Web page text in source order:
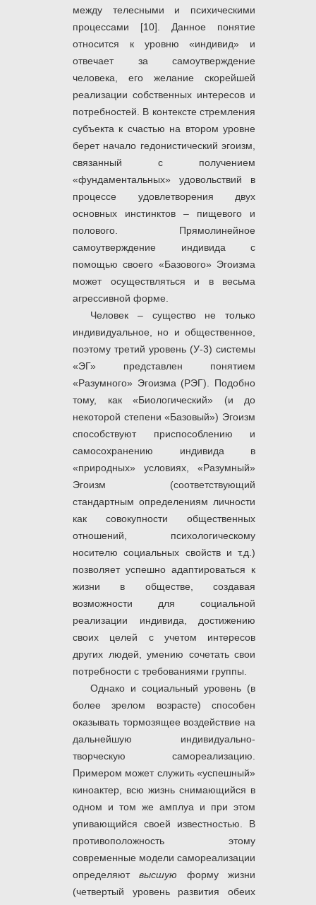
между телесными и психическими
процессами [10]. Данное понятие
относится к уровню «индивид» и
отвечает за самоутверждение
человека, его желание скорейшей
реализации собственных интересов и
потребностей. В контексте стремления
субъекта к счастью на втором уровне
берет начало гедонистический эгоизм,
связанный с получением
«фундаментальных» удовольствий в
процессе удовлетворения двух
основных инстинктов – пищевого и
полового. Прямолинейное
самоутверждение индивида с
помощью своего «Базового» Эгоизма
может осуществляться и в весьма
агрессивной форме.
Человек – существо не только
индивидуальное, но и общественное,
поэтому третий уровень (У-3) системы
«ЭГ» представлен понятием
«Разумного» Эгоизма (РЭГ). Подобно
тому, как «Биологический» (и до
некоторой степени «Базовый») Эгоизм
способствуют приспособлению и
самосохранению индивида в
«природных» условиях, «Разумный»
Эгоизм (соответствующий
стандартным определениям личности
как совокупности общественных
отношений, психологическому
носителю социальных свойств и т.д.)
позволяет успешно адаптироваться к
жизни в обществе, создавая
возможности для социальной
реализации индивида, достижению
своих целей с учетом интересов
других людей, умению сочетать свои
потребности с требованиями группы.
Однако и социальный уровень (в
более зрелом возрасте) способен
оказывать тормозящее воздействие на
дальнейшую индивидуально-
творческую самореализацию.
Примером может служить «успешный»
киноактер, всю жизнь снимающийся в
одном и том же амплуа и при этом
упивающийся своей известностью. В
противоположность этому
современные модели самореализации
определяютвысшую форму жизни
(четвертый уровень развития обеих